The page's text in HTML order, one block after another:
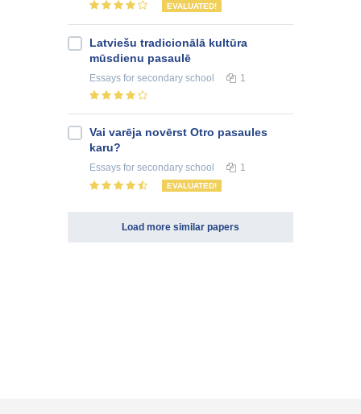
EVALUATED!
Latviešu tradicionālā kultūra
mūsdienu pasaulē
Essays for secondary school 1
Vai varēja novērst Otro pasaules
karu?
Essays for secondary school 1
EVALUATED!
Load more similar papers